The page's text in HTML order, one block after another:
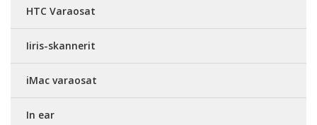
HTC Varaosat
Iiris-skannerit
iMac varaosat
In ear